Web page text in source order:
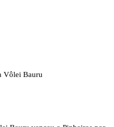
Vôlei Bauru